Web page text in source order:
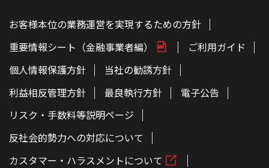
お客様本位の業務運営を実現するための方針
重要情報シート（金融事業者編）
ご利用ガイド
個人情報保護方針
当社の勧誘方針
利益相反管理方針
最良執行方針
電子公告
リスク・手数料等説明ページ
反社会的勢力への対応について
カスタマー・ハラスメントについて